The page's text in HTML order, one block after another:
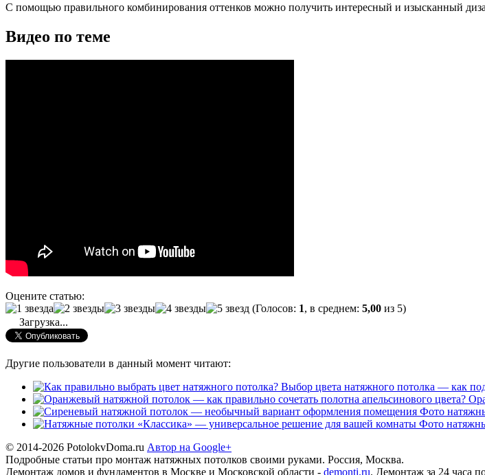
С помощью правильного комбинирования оттенков можно получить интересный и изысканный
Видео по теме
Оцените статью:
(Голосов: 1, в среднем: 5,00 из 5)
Загрузка...
Другие пользователи в данный момент читают:
Выбор цвета натяжного потолка — как
Фото
Фото
© 2014-2026 PotolokvDoma.ru Автор на Google+
Подробные статьи про монтаж натяжных потолков своими руками. Россия, Москва.
Демонтаж домов и фундаментов в Москве и Московской области - demonti.ru. Демонтаж за 24 часа